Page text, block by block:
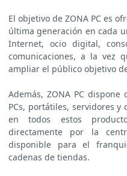
El objetivo de ZONA PC es
última generación en cada
Internet, ocio digital,
comunicaciones, a la vez
ampliar el público objetivo
Además, ZONA PC
PCs, portátiles, servidores
en todos estos
directamente por la
disponible para el
cadenas de tiendas.